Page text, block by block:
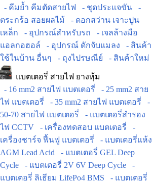
- คีมย้ำ คีมตัดสายไฟ
- ชุดประแจขัน
-
ตระกร้อ สอยผลไม้
- ดอกสว่าน เจาะปูน
เหล็ก
- อุปกรณ์สำหรับรถ
- เจลล้างมือ
แอลกอฮอล์
- อุปกรณ์ ดักจับแมลง
- สินค้า
ใช้ในบ้าน อื่นๆ
- ถุงไปรษณีย์ - สินค้าใหม่
แบตเตอรี่ สายไฟ ยางหุ้ม
- 16 mm2 สายไฟ แบตเตอรี่
- 25 mm2 สาย
ไฟ แบตเตอรี่
- 35 mm2 สายไฟ แบตเตอรี่
-
50-70 สายไฟ แบตเตอรี่
- แบตเตอรี่สำรอง
ไฟ CCTV
- เครื่องทดสอบ แบตเตอรี่
-
เครื่องชาร์จ ฟื้นฟู แบตเตอรี่
- แบตเตอรี่แห้ง
AGM Lead Acid
- แบตเตอรี่ GEL Deep
Cycle
- แบตเตอรี่ 2V 6V Deep Cycle
-
แบตเตอรี่ ลิเธียม LifePo4 BMS
- แบตเตอรี่